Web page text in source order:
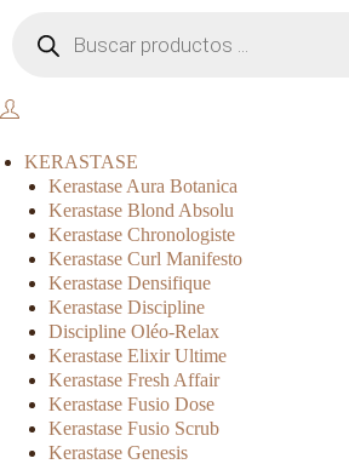
KERASTASE
Kerastase Aura Botanica
Kerastase Blond Absolu
Kerastase Chronologiste
Kerastase Curl Manifesto
Kerastase Densifique
Kerastase Discipline
Discipline Oléo-Relax
Kerastase Elixir Ultime
Kerastase Fresh Affair
Kerastase Fusio Dose
Kerastase Fusio Scrub
Kerastase Genesis